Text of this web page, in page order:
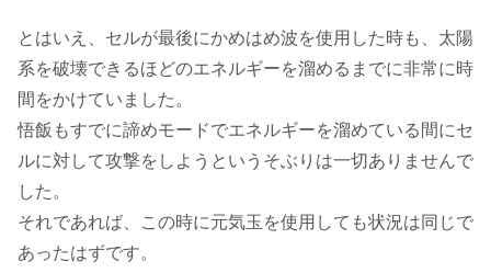
とはいえ、セルが最後にかめはめ波を使用した時も、太陽
系を破壊できるほどのエネルギーを溜めるまでに非常に時
間をかけていました。
悟飯もすでに諦めモードでエネルギーを溜めている間にセ
ルに対して攻撃をしようというそぶりは一切ありませんで
した。
それであれば、この時に元気玉を使用しても状況は同じで
あったはずです。